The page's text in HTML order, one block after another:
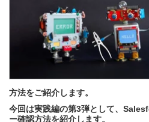
方法をご紹介します。
今回は実践編の第3弾として、
ー確認方法を紹介します。